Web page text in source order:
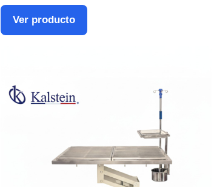
Ver producto